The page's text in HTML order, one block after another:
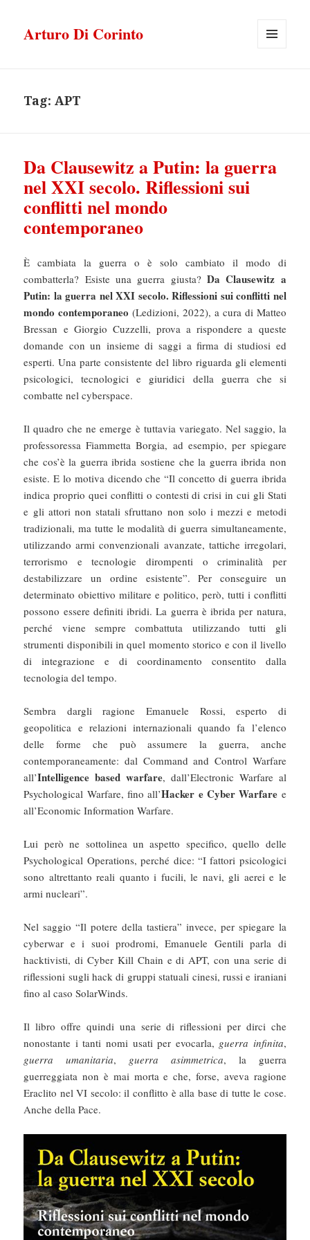
Arturo Di Corinto
Tag:APT
Da Clausewitz a Putin: la guerra
nel XXI secolo. Riflessioni sui
conflitti nel mondo
contemporaneo
È cambiata la guerra o è solo cambiato il modo di
combatterla? Esiste una guerra giusta? Da Clausewitz a
Putin: la guerra nel XXI secolo. Riflessioni sui conflitti nel
mondo contemporaneo (Ledizioni, 2022), a cura di Matteo
Bressan e Giorgio Cuzzelli, prova a rispondere a queste
domande con un insieme di saggi a firma di studiosi ed
esperti. Una parte consistente del libro riguarda gli elementi
psicologici, tecnologici e giuridici della guerra che si
combatte nel cyberspace.
Il quadro che ne emerge è tuttavia variegato. Nel saggio, la
professoressa Fiammetta Borgia, ad esempio, per spiegare
che cos’è la guerra ibrida sostiene che la guerra ibrida non
esiste. E lo motiva dicendo che “Il concetto di guerra ibrida
indica proprio quei conflitti o contesti di crisi in cui gli Stati
e gli attori non statali sfruttano non solo i mezzi e metodi
tradizionali, ma tutte le modalità di guerra simultaneamente,
utilizzando armi convenzionali avanzate, tattiche irregolari,
terrorismo e tecnologie dirompenti o criminalità per
destabilizzare un ordine esistente”. Per conseguire un
determinato obiettivo militare e politico, però, tutti i conflitti
possono essere definiti ibridi. La guerra è ibrida per natura,
perché viene sempre combattuta utilizzando tutti gli
strumenti disponibili in quel momento storico e con il livello
di integrazione e di coordinamento consentito dalla
tecnologia del tempo.
Sembra dargli ragione Emanuele Rossi, esperto di
geopolitica e relazioni internazionali quando fa l’elenco
delle forme che può assumere la guerra, anche
contemporaneamente: dal Command and Control Warfare
all’Intelligence based warfare, dall’Electronic Warfare al
Psychological Warfare, fino all’Hacker e Cyber Warfare e
all’Economic Information Warfare.
Lui però ne sottolinea un aspetto specifico, quello delle
Psychological Operations, perché dice: “I fattori psicologici
sono altrettanto reali quanto i fucili, le navi, gli aerei e le
armi nucleari”.
Nel saggio “Il potere della tastiera” invece, per spiegare la
cyberwar e i suoi prodromi, Emanuele Gentili parla di
hacktivisti, di Cyber Kill Chain e di APT, con una serie di
riflessioni sugli hack di gruppi statuali cinesi, russi e iraniani
fino al caso SolarWinds.
Il libro offre quindi una serie di riflessioni per dirci che
nonostante i tanti nomi usati per evocarla, guerra infinita,
guerra umanitaria, guerra asimmetrica, la guerra
guerreggiata non è mai morta e che, forse, aveva ragione
Eraclito nel VI secolo: il conflitto è alla base di tutte le cose.
Anche della Pace.